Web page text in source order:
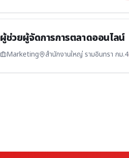
ผู้ช่วยผู้จัดการการตลาดออนไลน์
Marketing สำนักงานใหญ่ รามอินทรา กม.4